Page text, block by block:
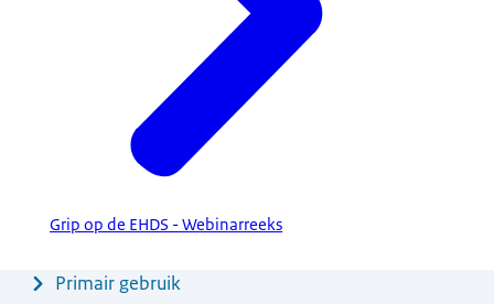
Grip op de EHDS - Webinarreeks
MenuPrimair gebruik